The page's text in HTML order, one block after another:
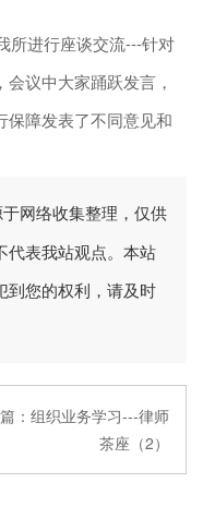
进行座谈交流---针对
议中大家踊跃发言，
保障发表了不同意见和
网络收集整理，仅供
代表我站观点。本站
到您的权利，请及时
： 组织业务学习---律师
茶座（2）